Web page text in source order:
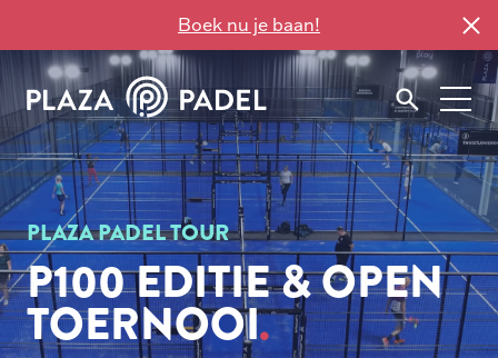
Boek nu je baan!
PLAZA PADEL TOUR
P100 EDITIE & OPEN
TOERNOOI